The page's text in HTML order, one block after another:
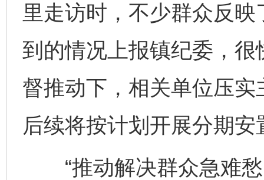
里走访时，不少群众反
到的情况上报镇纪委，
督推动下，相关单位压
后续将按计划开展分期安
“推动解决群众急难愁